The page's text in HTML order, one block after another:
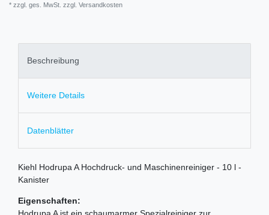
* zzgl. ges. MwSt. zzgl. Versandkosten
Beschreibung
Weitere Details
Datenblätter
Kiehl Hodrupa A Hochdruck- und Maschinenreiniger - 10 l -
Kanister
Eigenschaften:
Hodrupa A ist ein schaumarmer Spezialreiniger zur